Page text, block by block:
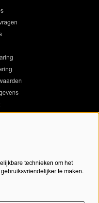
technieken om het
te maken.